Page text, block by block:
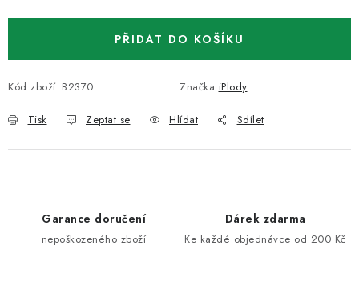
PŘIDAT DO KOŠÍKU
Kód zboží: B2370 Značka:iPlody
Tisk Zeptat se Hlídat Sdílet
Garance doručení
nepoškozeného zboží
Dárek zdarma
Ke každé objednávce od 200 Kč